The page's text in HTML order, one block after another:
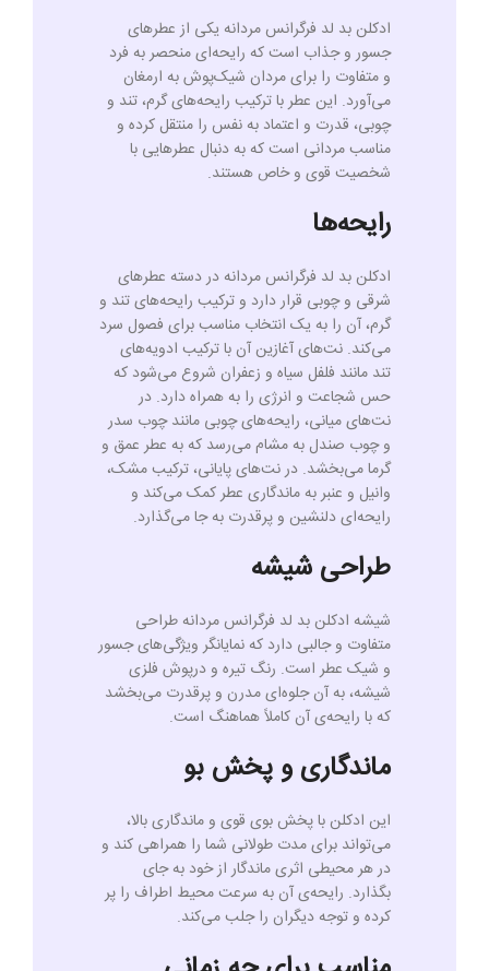
ادکلن بد لد فرگرانس مردانه یکی از عطرهای
جسور و جذاب است که رایحه‌ای منحصر به فرد
و متفاوت را برای مردان شیک‌پوش به ارمغان
می‌آورد. این عطر با ترکیب رایحه‌های گرم، تند و
چوبی، قدرت و اعتماد به نفس را منتقل کرده و
مناسب مردانی است که به دنبال عطرهایی با
شخصیت قوی و خاص هستند.
رایحه‌ها
ادکلن بد لد فرگرانس مردانه در دسته عطرهای
شرقی و چوبی قرار دارد و ترکیب رایحه‌های تند و
گرم، آن را به یک انتخاب مناسب برای فصول سرد
می‌کند. نت‌های آغازین آن با ترکیب ادویه‌های
تند مانند فلفل سیاه و زعفران شروع می‌شود که
حس شجاعت و انرژی را به همراه دارد. در
نت‌های میانی، رایحه‌های چوبی مانند چوب سدر
و چوب صندل به مشام می‌رسد که به عطر عمق و
گرما می‌بخشد. در نت‌های پایانی، ترکیب مشک،
وانیل و عنبر به ماندگاری عطر کمک می‌کند و
رایحه‌ای دلنشین و پرقدرت به جا می‌گذارد.
طراحی شیشه
شیشه ادکلن بد لد فرگرانس مردانه طراحی
متفاوت و جالبی دارد که نمایانگر ویژگی‌های جسور
و شیک عطر است. رنگ تیره و درپوش فلزی
شیشه، به آن جلوه‌ای مدرن و پرقدرت می‌بخشد
که با رایحه‌ی آن کاملاً هماهنگ است.
ماندگاری و پخش بو
این ادکلن با پخش بوی قوی و ماندگاری بالا،
می‌تواند برای مدت طولانی شما را همراهی کند و
در هر محیطی اثری ماندگار از خود به جای
بگذارد. رایحه‌ی آن به سرعت محیط اطراف را پر
کرده و توجه دیگران را جلب می‌کند.